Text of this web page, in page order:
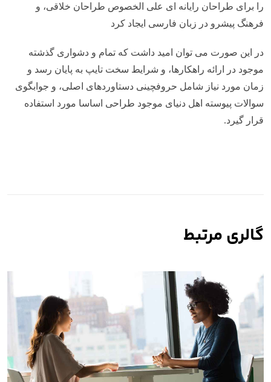
را برای طراحان رایانه ای علی الخصوص طراحان خلاقی، و
فرهنگ پیشرو در زبان فارسی ایجاد کرد
در این صورت می توان امید داشت که تمام و دشواری گذشته
موجود در ارائه راهکارها، و شرایط سخت تایپ به پایان رسد و
زمان مورد نیاز شامل حروفچینی دستاوردهای اصلی، و جوابگوی
سوالات پیوسته اهل دنیای موجود طراحی اساسا مورد استفاده
قرار گیرد.
گالری مرتبط